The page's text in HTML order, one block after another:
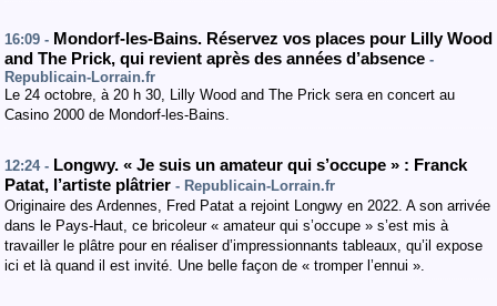
16:09 - Mondorf-les-Bains. Réservez vos places pour Lilly Wood
and The Prick, qui revient après des années d’absence -
Republicain-Lorrain.fr
Le 24 octobre, à 20 h 30, Lilly Wood and The Prick sera en concert au
Casino 2000 de Mondorf-les-Bains.
12:24 - Longwy. « Je suis un amateur qui s’occupe » : Franck
Patat, l’artiste plâtrier - Republicain-Lorrain.fr
Originaire des Ardennes, Fred Patat a rejoint Longwy en 2022. A son arrivée
dans le Pays-Haut, ce bricoleur « amateur qui s’occupe » s’est mis à
travailler le plâtre pour en réaliser d’impressionnants tableaux, qu’il expose
ici et là quand il est invité. Une belle façon de « tromper l’ennui ».